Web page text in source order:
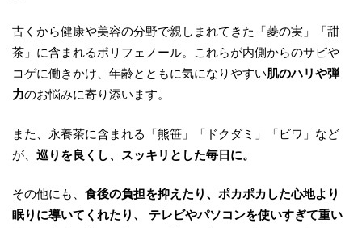
古くから健康や美容の分野で親しまれてきた「菱の実」「甜
茶」に含まれるポリフェノール。これらが内側からのサビや
コゲに働きかけ、年齢とともに気になりやすい肌のハリや弾
力のお悩みに寄り添います。
また、永養茶に含まれる「熊笹」「ドクダミ」「ビワ」など
が、 巡りを良くし、スッキリとした毎日に。
その他にも、 食後の負担を抑えたり、ポカポカした心地より
眠りに導いてくれたり、 テレビやパソコンを使いすぎて重い